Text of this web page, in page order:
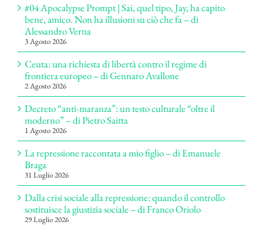
#04 Apocalypse Prompt | Sai, quel tipo, Jay, ha capito
bene, amico. Non ha illusioni su ciò che fa – di
Alessandro Verna
3 Agosto 2026
Ceuta: una richiesta di libertà contro il regime di
frontiera europeo – di Gennaro Avallone
2 Agosto 2026
Decreto “anti-maranza”: un testo culturale “oltre il
moderno” – di Pietro Saitta
1 Agosto 2026
La repressione raccontata a mio figlio – di Emanuele
Braga
31 Luglio 2026
Dalla crisi sociale alla repressione: quando il controllo
sostituisce la giustizia sociale – di Franco Oriolo
29 Luglio 2026